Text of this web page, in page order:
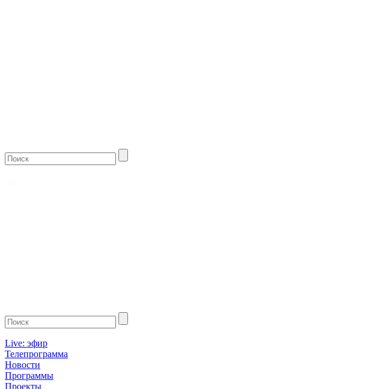
Live: эфир
Телепрограмма
Новости
Программы
Проекты